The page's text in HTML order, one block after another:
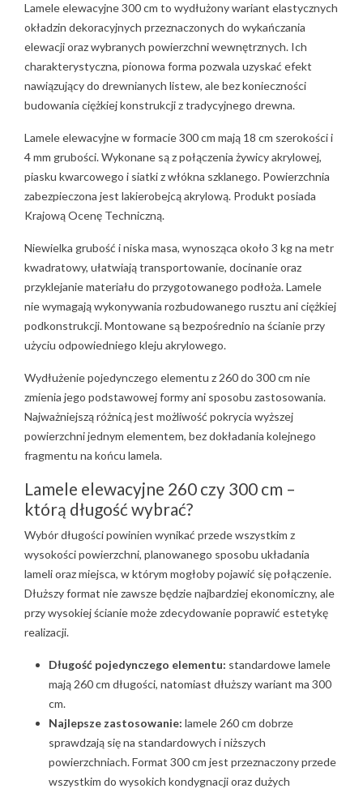
16.3. Czy lamele 300 cm są ciężkie?
16.4. Czy jedną lamelę 300 cm może zamontować
jedna osoba?
16.5. Co wybrać: lamele 260 czy 300 cm?
16.6. Czy lamele elewacyjne 300 cm nadają się do
wysokich wnętrz?
16.7. Jak dobrać kolor lameli do elewacji?
16.8. Czy format 300 cm jest dostępny w wielu
kolorach?
16.9. Czy dłuższe lamele zmniejszają liczbę odpadów?
16.10. Czy lamele 300 cm można zastosować tylko na
17. Co warto zapamiętać
Lamele elewacyjne 300 cm to wydłużony wariant elastycznych
okładzin dekoracyjnych przeznaczonych do wykańczania
elewacji oraz wybranych powierzchni wewnętrznych. Ich
charakterystyczna, pionowa forma pozwala uzyskać efekt
nawiązujący do drewnianych listew, ale bez konieczności
budowania ciężkiej konstrukcji z tradycyjnego drewna.
Lamele elewacyjne w formacie 300 cm mają 18 cm szerokości i
4 mm grubości. Wykonane są z połączenia żywicy akrylowej,
piasku kwarcowego i siatki z włókna szklanego. Powierzchnia
zabezpieczona jest lakierobejcą akrylową. Produkt posiada
Krajową Ocenę Techniczną.
Niewielka grubość i niska masa, wynosząca około 3 kg na metr
kwadratowy, ułatwiają transportowanie, docinanie oraz
przyklejanie materiału do przygotowanego podłoża. Lamele
nie wymagają wykonywania rozbudowanego rusztu ani ciężkiej
podkonstrukcji. Montowane są bezpośrednio na ścianie przy
użyciu odpowiedniego kleju akrylowego.
Wydłużenie pojedynczego elementu z 260 do 300 cm nie
zmienia jego podstawowej formy ani sposobu zastosowania.
Najważniejszą różnicą jest możliwość pokrycia wyższej
powierzchni jednym elementem, bez dokładania kolejnego
fragmentu na końcu lamela.
Lamele elewacyjne 260 czy 300 cm –
którą długość wybrać?
Wybór długości powinien wynikać przede wszystkim z
wysokości powierzchni, planowanego sposobu układania
lameli oraz miejsca, w którym mogłoby pojawić się połączenie.
Dłuższy format nie zawsze będzie najbardziej ekonomiczny, ale
przy wysokiej ścianie może zdecydowanie poprawić estetykę
realizacji.
Długość pojedynczego elementu: standardowe lamele
mają 260 cm długości, natomiast dłuższy wariant ma 300
cm.
Najlepsze zastosowanie: lamele 260 cm dobrze
sprawdzają się na standardowych i niższych
powierzchniach. Format 300 cm jest przeznaczony przede
wszystkim do wysokich kondygnacji oraz dużych